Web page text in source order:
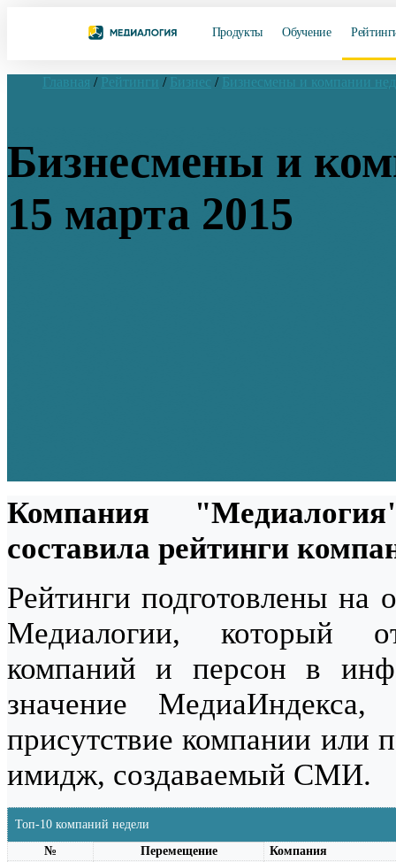
Продукты Обучение
Главная / Рейтинги / Бизнес / Бизнесмены и компании
Бизнесмены и
15 марта 2015
Компания
составила рейтинги
Рейтинги подготовлены на
Медиалогии, который
компаний и персон в
значение
присутствие компании или
имидж, создаваемый СМИ.
Топ-10 компаний недели
№
Перемещение
Компания